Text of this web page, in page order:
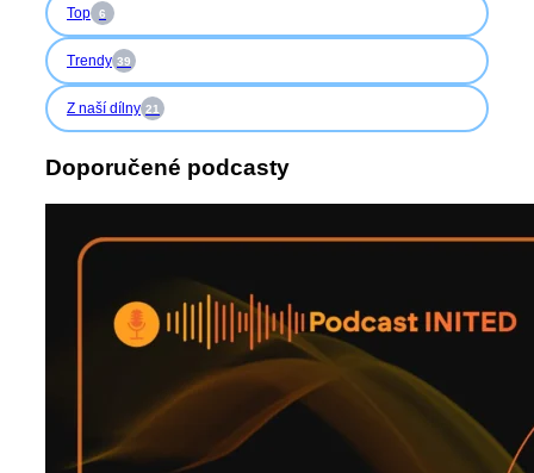
Top 6
Trendy 39
Z naší dílny 21
Doporučené podcasty